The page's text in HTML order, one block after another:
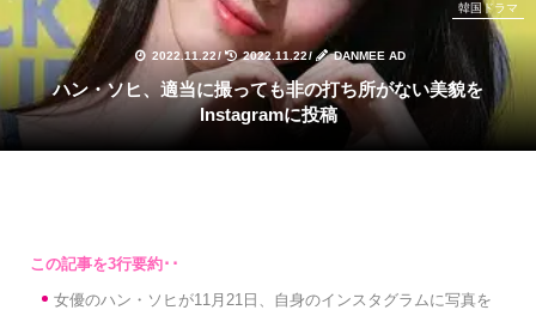
2022.11.22/ 2022.11.22/ DANMEE AD
韓国ドラマ
ハン・ソヒ、適当に撮っても非の打ち所がない美貌を
Instagramに投稿
女優のハン・ソヒが11月21日、自身のインスタグラムに写真を